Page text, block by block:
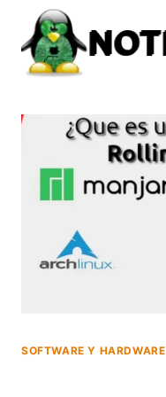
Saltar
contenido
SOFTWARE Y HARDWARE